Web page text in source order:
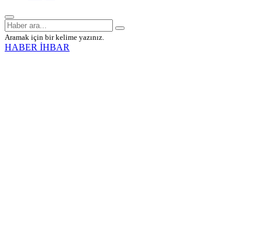
Aramak için bir kelime yazınız.
HABER İHBAR